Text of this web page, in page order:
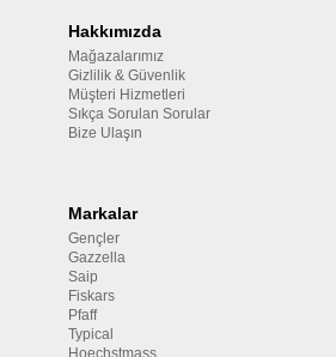
Hakkımızda
Mağazalarımız
Gizlilik & Güvenlik
Müşteri Hizmetleri
Sıkça Sorulan Sorular
Bize Ulaşın
Markalar
Gençler
Gazzella
Saip
Fiskars
Pfaff
Typical
Hoechstmass